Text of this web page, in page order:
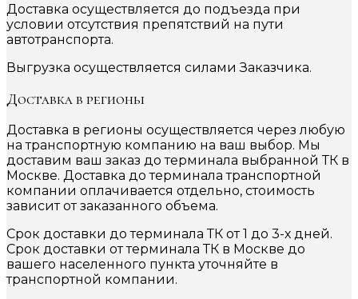
Доставка осуществляется до подъезда при
условии отсутствия препятствий на пути
автотранспорта.
Выгрузка осуществляется силами Заказчика.
Доставка в регионы
Доставка в регионы осуществляется через любую
на транспортную компанию на ваш выбор. Мы
доставим ваш заказ до терминала выбранной ТК в
Москве. Доставка до терминала транспортной
компании оплачивается отдельно, стоимость
зависит от заказанного объема.
Срок доставки до терминала ТК от 1 до 3-х дней.
Срок доставки от терминала ТК в Москве до
вашего населенного пункта уточняйте в
транспортной компании.